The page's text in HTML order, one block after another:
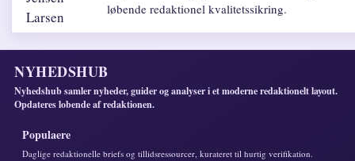
løbende redaktionel kvalitetssikring.
NYHEDSHUB
Nyhedshub samler nyheder, guider og analyser i et moderne redaktionelt layout.
Opdateres lobende af redaktionen.
Populaere
Daglige redaktionelle briefs og tillidsressourcer, kurateret til hurtig verifikation.